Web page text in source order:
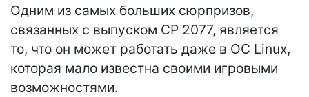
Одним из самых больших сюрпризов,
связанных с выпуском CP 2077, является
то, что он может работать даже в ОС Linux,
которая мало известна своими игровыми
возможностями.